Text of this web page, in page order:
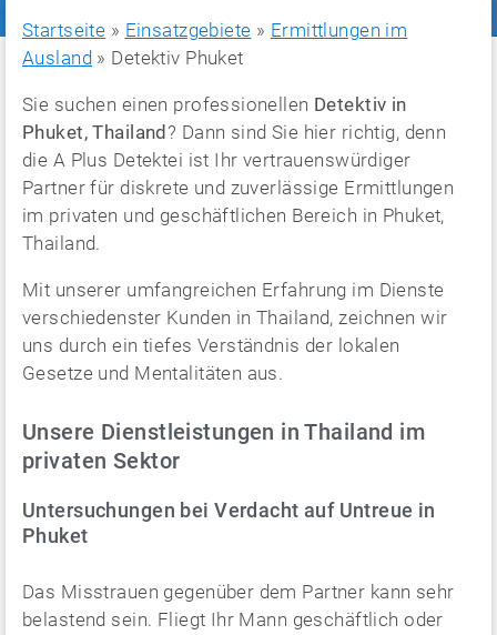
Startseite » Einsatzgebiete » Ermittlungen im
Ausland » Detektiv Phuket
Sie suchen einen professionellen Detektiv in
Phuket, Thailand ? Dann sind Sie hier richtig, denn
die A Plus Detektei ist Ihr vertrauenswürdiger
Partner für diskrete und zuverlässige Ermittlungen
im privaten und geschäftlichen Bereich in Phuket,
Thailand.
Mit unserer umfangreichen Erfahrung im Dienste
verschiedenster Kunden in Thailand, zeichnen wir
uns durch ein tiefes Verständnis der lokalen
Gesetze und Mentalitäten aus.
Unsere Dienstleistungen in Thailand im
privaten Sektor
Untersuchungen bei Verdacht auf Untreue in
Phuket
Das Misstrauen gegenüber dem Partner kann sehr
belastend sein. Fliegt Ihr Mann geschäftlich oder